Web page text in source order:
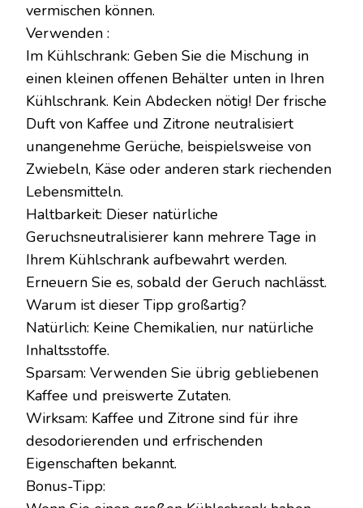
vermischen können.
Verwenden :
Im Kühlschrank: Geben Sie die Mischung in
einen kleinen offenen Behälter unten in Ihren
Kühlschrank. Kein Abdecken nötig! Der frische
Duft von Kaffee und Zitrone neutralisiert
unangenehme Gerüche, beispielsweise von
Zwiebeln, Käse oder anderen stark riechenden
Lebensmitteln.
Haltbarkeit: Dieser natürliche
Geruchsneutralisierer kann mehrere Tage in
Ihrem Kühlschrank aufbewahrt werden.
Erneuern Sie es, sobald der Geruch nachlässt.
Warum ist dieser Tipp großartig?
Natürlich: Keine Chemikalien, nur natürliche
Inhaltsstoffe.
Sparsam: Verwenden Sie übrig gebliebenen
Kaffee und preiswerte Zutaten.
Wirksam: Kaffee und Zitrone sind für ihre
desodorierenden und erfrischenden
Eigenschaften bekannt.
Bonus-Tipp: